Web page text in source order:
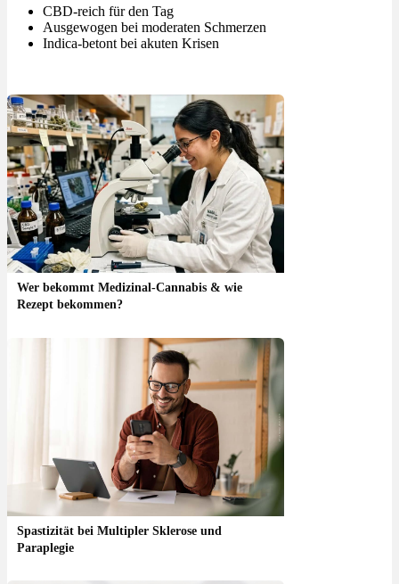
CBD-reich für den Tag
Ausgewogen bei moderaten Schmerzen
Indica-betont bei akuten Krisen
Wer bekommt Medizinal-Cannabis & wie
Rezept bekommen?
Spastizität bei Multipler Sklerose und
Paraplegie